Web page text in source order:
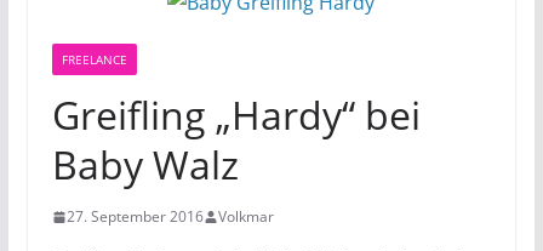
FREELANCE
Greifling „Hardy“ bei
Baby Walz
27. September 2016 Volkmar